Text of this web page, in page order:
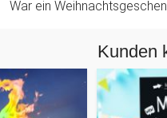
War ein
Kunden